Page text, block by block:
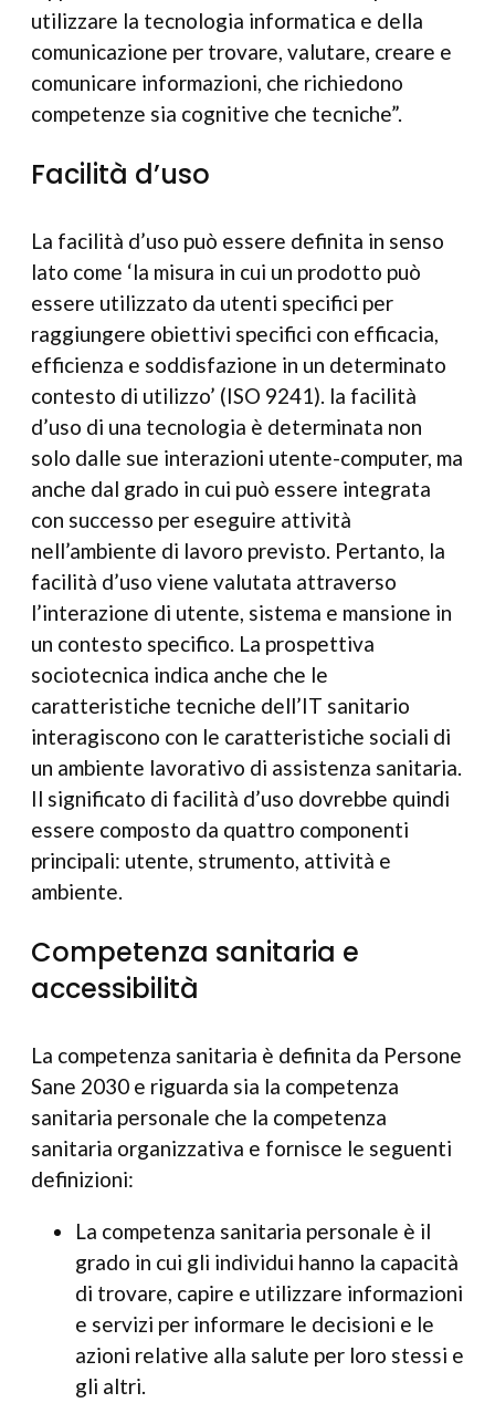
utilizzare la tecnologia informatica e della
comunicazione per trovare, valutare, creare e
comunicare informazioni, che richiedono
competenze sia cognitive che tecniche”.
Facilità d’uso
La facilità d’uso può essere definita in senso
lato come ‘la misura in cui un prodotto può
essere utilizzato da utenti specifici per
raggiungere obiettivi specifici con efficacia,
efficienza e soddisfazione in un determinato
contesto di utilizzo’ (ISO 9241). la facilità
d’uso di una tecnologia è determinata non
solo dalle sue interazioni utente-computer, ma
anche dal grado in cui può essere integrata
con successo per eseguire attività
nell’ambiente di lavoro previsto. Pertanto, la
facilità d’uso viene valutata attraverso
l’interazione di utente, sistema e mansione in
un contesto specifico. La prospettiva
sociotecnica indica anche che le
caratteristiche tecniche dell’IT sanitario
interagiscono con le caratteristiche sociali di
un ambiente lavorativo di assistenza sanitaria.
Il significato di facilità d’uso dovrebbe quindi
essere composto da quattro componenti
principali: utente, strumento, attività e
ambiente.
Competenza sanitaria e
accessibilità
La competenza sanitaria è definita da Persone
Sane 2030 e riguarda sia la competenza
sanitaria personale che la competenza
sanitaria organizzativa e fornisce le seguenti
definizioni:
La competenza sanitaria personale è il
grado in cui gli individui hanno la capacità
di trovare, capire e utilizzare informazioni
e servizi per informare le decisioni e le
azioni relative alla salute per loro stessi e
gli altri.